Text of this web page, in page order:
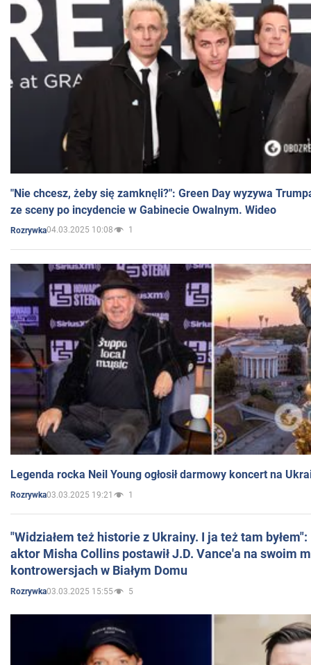
"Nie chcesz, żeby się zamknęli?": Green Day wyzywa
ze sceny po incydencie w Gabinecie Owalnym. Wideo
Rozrywka04.03.2025 10:08 1
Legenda rocka Neil Young ogłosił darmowy koncert na
Rozrywka03.03.2025 19:21 1
"Widziałem też historie z Ukrainy. I ja też tam
aktor Misha Collins postawił J.D. Vance'a na swoim
kontrowersjach w Białym Domu
Rozrywka03.03.2025 15:55 5